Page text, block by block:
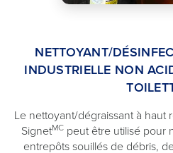
NETTOYANT/
INDUSTRIELLE NON
Le nettoyant/dégraissant à
SignetMC peut être utilisé pour
entrepôts souillés de débris,